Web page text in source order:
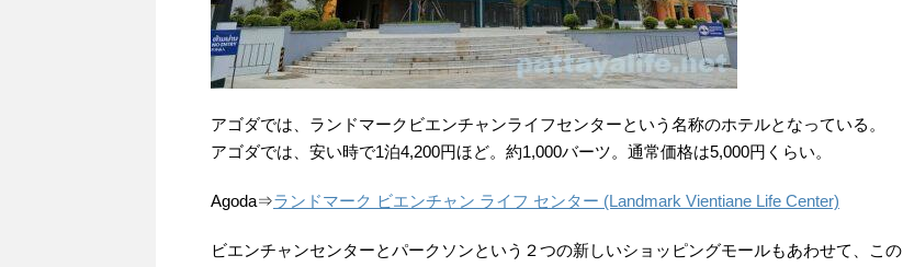
アゴダでは、ランドマークビエンチャンライフセンターという名称のホテルとなっている。
アゴダでは、安い時で1泊4,200円ほど。約1,000バーツ。通常価格は5,000円くらい。
Agoda⇒ランドマーク ビエンチャン ライフ センター (Landmark Vientiane Life Center)
ビエンチャンセンターとパークソンという２つの新しいショッピングモールもあわせて、この